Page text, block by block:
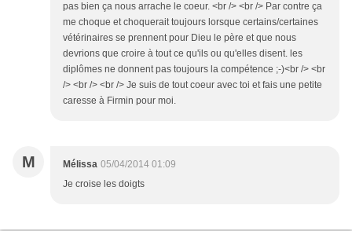
pas bien ça nous arrache le coeur. <br /> <br /> Par contre ça
me choque et choquerait toujours lorsque certains/certaines
vétérinaires se prennent pour Dieu le père et que nous
devrions que croire à tout ce qu'ils ou qu'elles disent. les
diplômes ne donnent pas toujours la compétence ;-)<br /> <br
/> <br /> <br /> Je suis de tout coeur avec toi et fais une petite
caresse à Firmin pour moi.
M Mélissa 05/04/2014 01:09
Je croise les doigts